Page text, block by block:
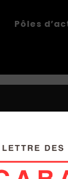
Pôles
Pierre